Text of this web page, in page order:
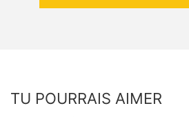
TU POURRAIS AIMER